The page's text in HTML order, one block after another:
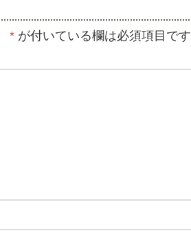
* が付いている欄は必須項目です